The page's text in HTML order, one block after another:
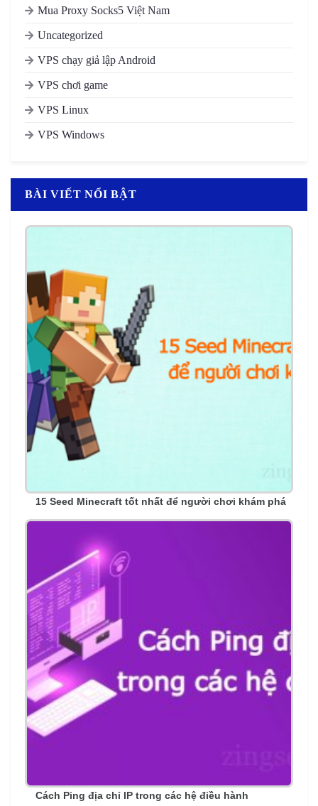
Mua Proxy Socks5 Việt Nam
Uncategorized
VPS chạy giả lập Android
VPS chơi game
VPS Linux
VPS Windows
BÀI VIẾT NỔI BẬT
15 Seed Minecraft tốt nhất để người chơi khám phá
Cách Ping địa chỉ IP trong các hệ điều hành